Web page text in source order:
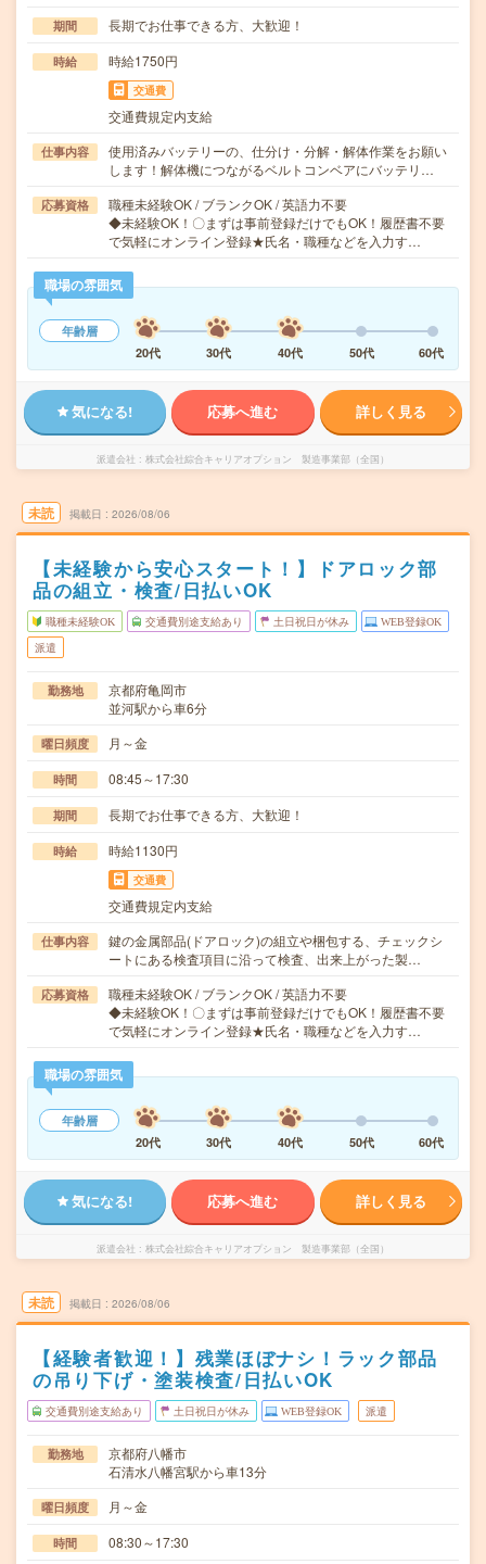
期間 長期でお仕事できる方、大歓迎！
時給 時給1750円
交通費
交通費規定内支給
仕事内容
使用済みバッテリーの、仕分け・分解・解体作業をお願い
します！解体機につながるベルトコンベアにバッテリ…
応募資格
職種未経験OK / ブランクOK / 英語力不要
◆未経験OK！〇まずは事前登録だけでもOK！履歴書不要
で気軽にオンライン登録★氏名・職種などを入力す…
職場の雰囲気
年齢層
20代
30代 40代 50代 60代
気になる! 応募へ進む 詳しく見る
派遣会社 株式会社綜合キャリアオプション 製造事業部（全国）
未読 掲載日 2026/08/06
【未経験から安心スタート！】ドアロック部
品の組立・検査/日払いOK
職種未経験OK 交通費別途支給あり 土日祝日が休み WEB登録OK
派遣
勤務地
京都府亀岡市
並河駅から車6分
曜日頻度 月～金
時間 08:45～17:30
期間 長期でお仕事できる方、大歓迎！
時給 時給1130円
交通費
交通費規定内支給
仕事内容
鍵の金属部品(ドアロック)の組立や梱包する、チェックシ
ートにある検査項目に沿って検査、出来上がった製…
応募資格
職種未経験OK / ブランクOK / 英語力不要
◆未経験OK！〇まずは事前登録だけでもOK！履歴書不要
で気軽にオンライン登録★氏名・職種などを入力す…
職場の雰囲気
年齢層
20代
30代 40代 50代 60代
気になる! 応募へ進む 詳しく見る
派遣会社 株式会社綜合キャリアオプション 製造事業部（全国）
未読 掲載日 2026/08/06
【経験者歓迎！】残業ほぼナシ！ラック部品
の吊り下げ・塗装検査/日払いOK
交通費別途支給あり 土日祝日が休み WEB登録OK 派遣
勤務地
京都府八幡市
石清水八幡宮駅から車13分
曜日頻度 月～金
時間 08:30～17:30